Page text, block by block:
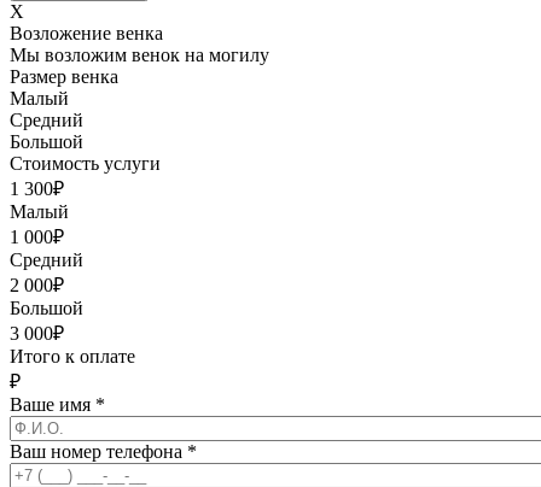
X
Возложение венка
Мы возложим венок на могилу
Размер венка
Малый
Средний
Большой
Стоимость услуги
1 300₽
Малый
1 000₽
Средний
2 000₽
Большой
3 000₽
Итого к оплате
₽
Ваше имя *
Ваш номер телефона *